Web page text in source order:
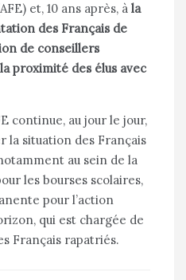
et, 10 ans après, à la
des Français de
de conseillers
proximité des élus avec
continue, au jour le jour,
situation des Français
au sein de la
les bourses scolaires,
pour l’action
qui est chargée de
Français rapatriés.